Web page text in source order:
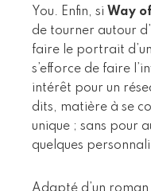
You. Enfin, si Way
de tourner autour
faire le portrait
s’efforce de faire
intérêt pour un
dits, matière à se
unique ; sans pour
quelques